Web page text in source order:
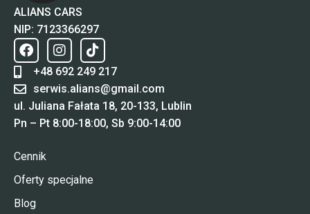
ALIANS CARS
NIP: 7123366297
+48 692 249 217
serwis.alians@gmail.com
ul. Juliana Fałata 18, 20-133, Lublin
Pn – Pt 8:00-18:00, Sb 9:00-14:00
Cennik
Oferty specjalne
Blog